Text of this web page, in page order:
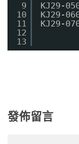
9
10
11
12
13
KJ29-
KJ29-
KJ29-
發佈留言